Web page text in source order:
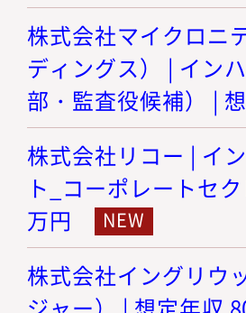
株式会社マイクロニ
ディングス） | イン
部・監査役候補） |
株式会社リコー | イ
ト_コーポレートセ
万円
株式会社イングリウ